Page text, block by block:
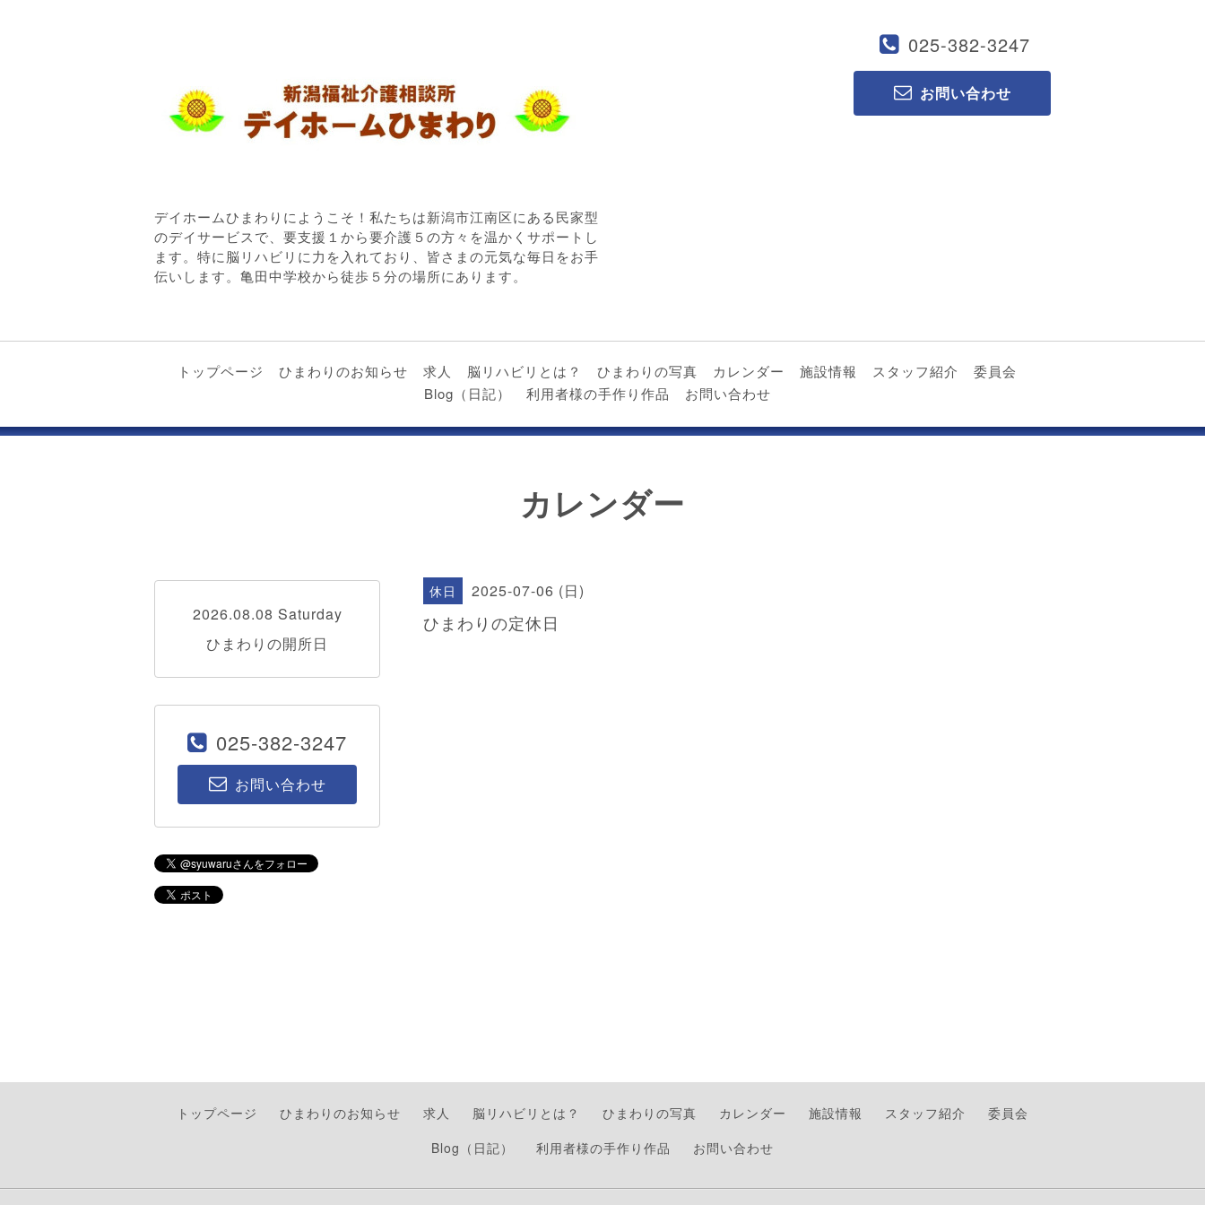
025-382-3247
お問い合わせ
デイホームひまわりにようこそ！私たちは新潟市江南区にある民家型
のデイサービスで、要支援１から要介護５の方々を温かくサポートし
ます。特に脳リハビリに力を入れており、皆さまの元気な毎日をお手
伝いします。亀田中学校から徒歩５分の場所にあります。
トップページ ひまわりのお知らせ 求人 脳リハビリとは？ ひまわりの写真 カレンダー 施設情報 スタッフ紹介
委員会
Blog（日記）
利用者様の手作り作品 お問い合わせ
カレンダー
休日 2025-07-06 (日)
ひまわりの定休日
2026.08.08 Saturday
ひまわりの開所日
025-382-3247
お問い合わせ
トップページ ひまわりのお知らせ 求人 脳リハビリとは？ ひまわりの写真 カレンダー 施設情報 スタッフ紹介
委員会
Blog（日記）
利用者様の手作り作品 お問い合わせ